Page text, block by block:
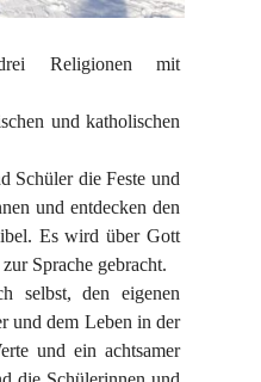
Religionen mit
und katholischen
Schüler die Feste und
und entdecken den
Es wird über Gott
Sprache gebracht.
selbst, den eigenen
und dem Leben in der
und ein achtsamer